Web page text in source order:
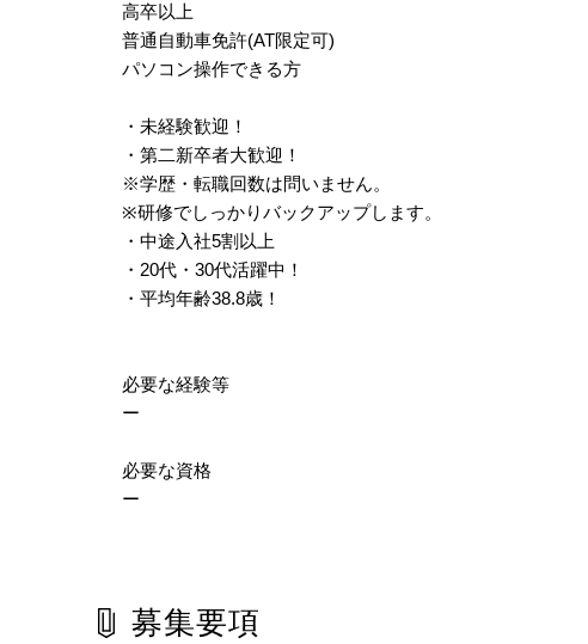
高卒以上
普通自動車免許(AT限定可)
パソコン操作できる方
・未経験歓迎！
・第二新卒者大歓迎！
※学歴・転職回数は問いません。
※研修でしっかりバックアップします。
・中途入社5割以上
・20代・30代活躍中！
・平均年齢38.8歳！
必要な経験等
ー
必要な資格
ー
募集要項